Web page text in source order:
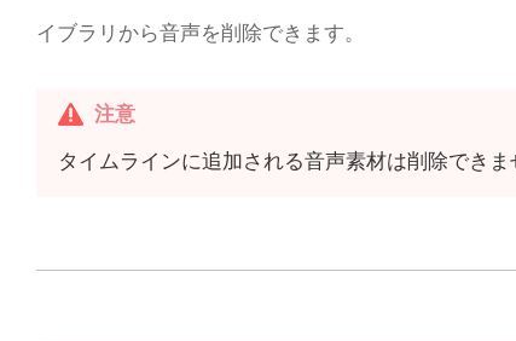
イブラリから音声を削除できます。
注意
タイムラインに追加される音声素材は削除できま